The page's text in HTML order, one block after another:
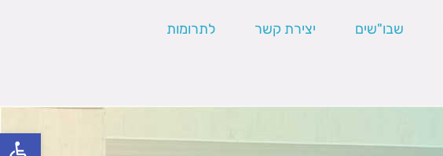
פתח
שבו"שים יצירת קשר לתרומות